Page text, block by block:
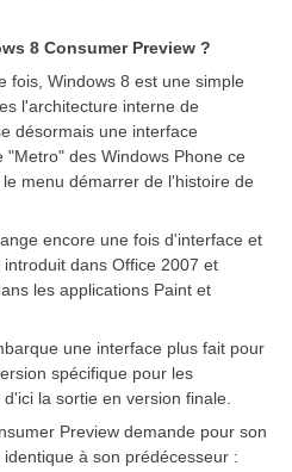
8 Consumer Preview ?
fois, Windows 8 est une simple
l'architecture interne de
désormais une interface
des Windows Phone ce
menu démarrer de l'histoire de
encore une fois d'interface et
dans Office 2007 et
les applications Paint et
une interface plus fait pour
spécifique pour les
la sortie en version finale.
Preview demande pour son
à son prédécesseur :